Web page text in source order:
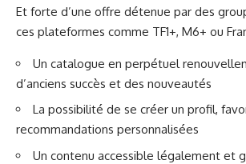
Et forte d’une offre détenue par des
ces plateformes comme TF1+, M6+ ou
Un catalogue en perpétuel
d’anciens succès et des nouveautés
La possibilité de se créer un profil,
recommandations personnalisées
Un contenu accessible légalement et